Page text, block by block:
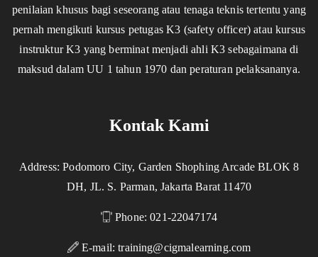
penilaian khusus bagi seseorang atau tenaga teknis tertentu yang
pernah mengikuti kursus petugas K3 (safety officer) atau kursus
instruktur K3 yang berminat menjadi ahli K3 sebagaimana di
maksud dalam UU 1 tahun 1970 dan peraturan pelaksananya.
Kontak Kami
Address: Podomoro City, Garden Shophing Arcade BLOK 8
DH, JL. S. Parman, Jakarta Barat 11470
Phone: 021-22047174
E-mail:training@cigmalearning.com